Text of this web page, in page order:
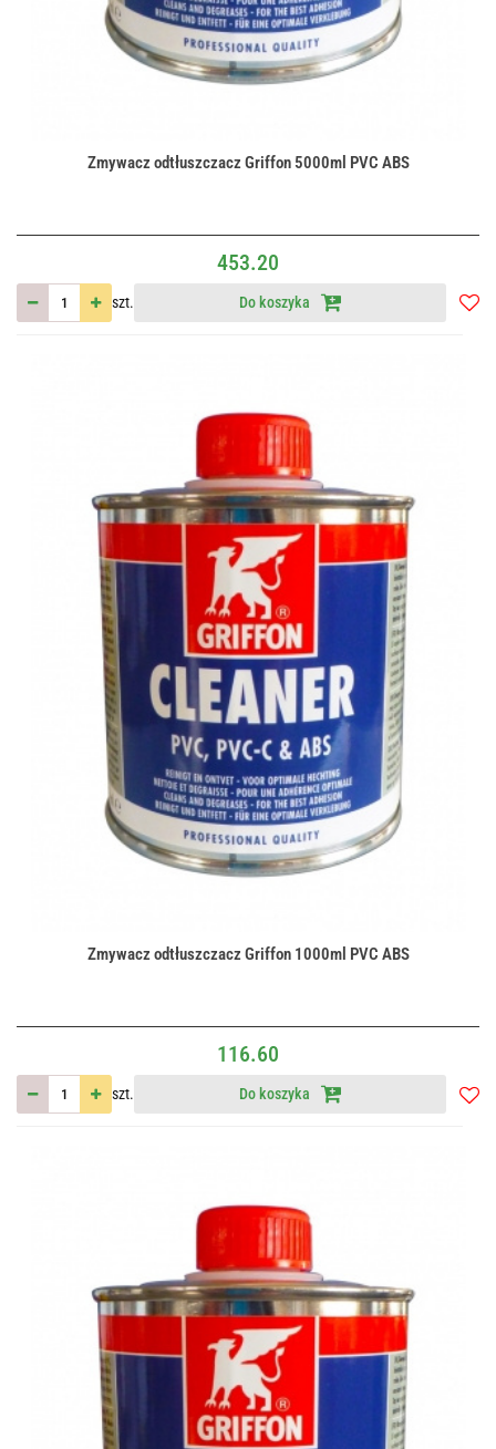
Zmywacz odtłuszczacz Griffon 5000ml PVC ABS
453.20
szt. Do koszyka
Zmywacz odtłuszczacz Griffon 1000ml PVC ABS
116.60
szt. Do koszyka